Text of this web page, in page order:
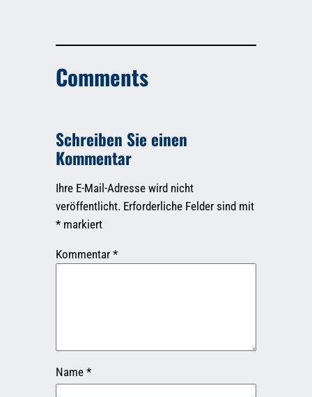
Comments
Schreiben Sie einen
Kommentar
Ihre E-Mail-Adresse wird nicht
veröffentlicht. Erforderliche Felder sind mit
*markiert
Kommentar *
Name *